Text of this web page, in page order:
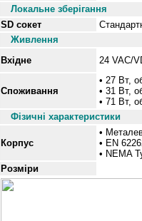
Локальне зберігання
SD сокет
Живлення
Вхідне
24 VAC/
Споживання
• 27 Вт,
• 31 Вт,
• 71 Вт,
Фізичні характеристики
Корпус
•
• EN
• NEMA
Розміри